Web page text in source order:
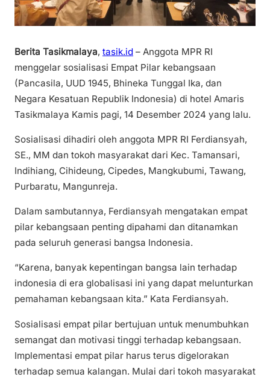
Berita Tasikmalaya, tasik.id – Anggota MPR RI
menggelar sosialisasi Empat Pilar kebangsaan
(Pancasila, UUD 1945, Bhineka Tunggal Ika, dan
Negara Kesatuan Republik Indonesia) di hotel Amaris
Tasikmalaya Kamis pagi, 14 Desember 2024 yang lalu.
Sosialisasi dihadiri oleh anggota MPR RI Ferdiansyah,
SE., MM dan tokoh masyarakat dari Kec. Tamansari,
Indihiang, Cihideung, Cipedes, Mangkubumi, Tawang,
Purbaratu, Mangunreja.
Dalam sambutannya, Ferdiansyah mengatakan empat
pilar kebangsaan penting dipahami dan ditanamkan
pada seluruh generasi bangsa Indonesia.
“Karena, banyak kepentingan bangsa lain terhadap
indonesia di era globalisasi ini yang dapat melunturkan
pemahaman kebangsaan kita.” Kata Ferdiansyah.
Sosialisasi empat pilar bertujuan untuk menumbuhkan
semangat dan motivasi tinggi terhadap kebangsaan.
Implementasi empat pilar harus terus digelorakan
terhadap semua kalangan. Mulai dari tokoh masyarakat